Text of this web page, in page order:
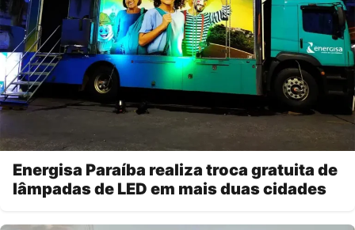
Energisa Paraíba realiza troca gratuita de
lâmpadas de LED em mais duas cidades